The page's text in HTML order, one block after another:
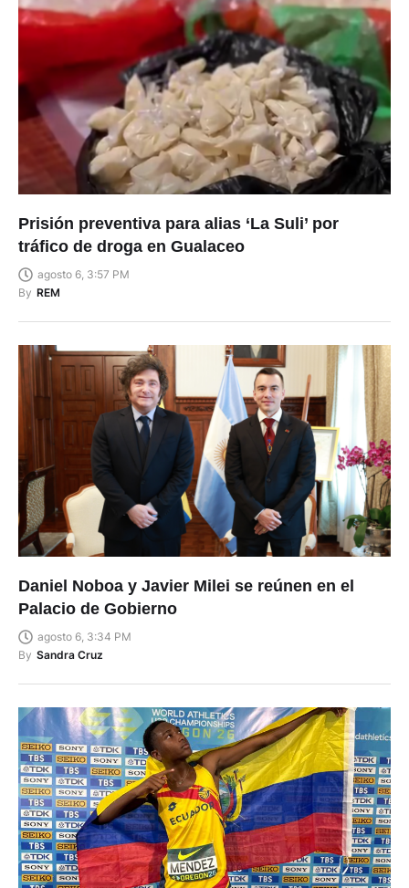
Prisión preventiva para alias ‘La Suli’ por
tráfico de droga en Gualaceo
agosto 6, 3:57 PM
By REM
Daniel Noboa y Javier Milei se reúnen en el
Palacio de Gobierno
agosto 6, 3:34 PM
By Sandra Cruz